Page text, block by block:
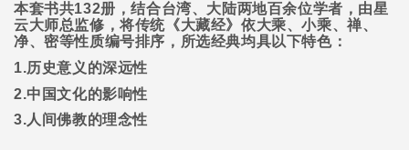
本套书共132册，结合台湾、大陆两地百余位学者，由星
云大师总监修，将传统《大藏经》依大乘、小乘、禅、
净、密等性质编号排序，所选经典均具以下特色：
1.历史意义的深远性
2.中国文化的影响性
3.人间佛教的理念性